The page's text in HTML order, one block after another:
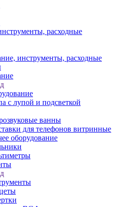
расходные
инструменты, расходные
с лупой и подсветкой
ванны
для телефонов витринные
оборудование